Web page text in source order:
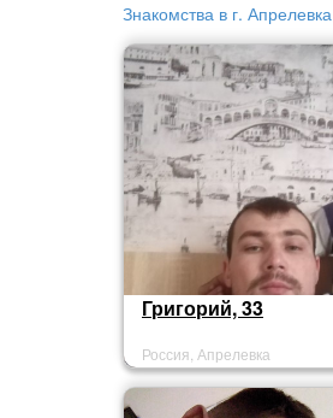
Знакомства в г. Апрелевка
Григорий, 33
Россия, Апрелевка